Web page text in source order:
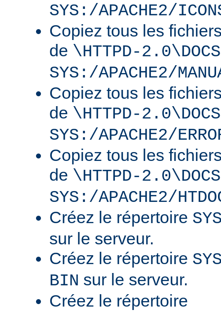
SYS:/APACHE2/
Copiez tous les
de \HTTPD-
SYS:/APACHE2/
Copiez tous les
de \HTTPD-
SYS:/APACHE2/
Copiez tous les
de \HTTPD-
SYS:/APACHE2/
Créez le répertoire
sur le serveur.
Créez le répertoire
BIN sur le serveur.
Créez le répertoire